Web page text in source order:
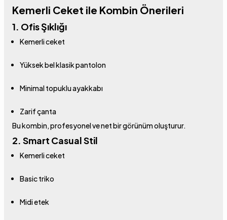
Kemerli Ceket ile Kombin Önerileri
1. Ofis Şıklığı
Kemerli ceket
Yüksek bel klasik pantolon
Minimal topuklu ayakkabı
Zarif çanta
Bu kombin, profesyonel ve net bir görünüm oluşturur.
2. Smart Casual Stil
Kemerli ceket
Basic triko
Midi etek